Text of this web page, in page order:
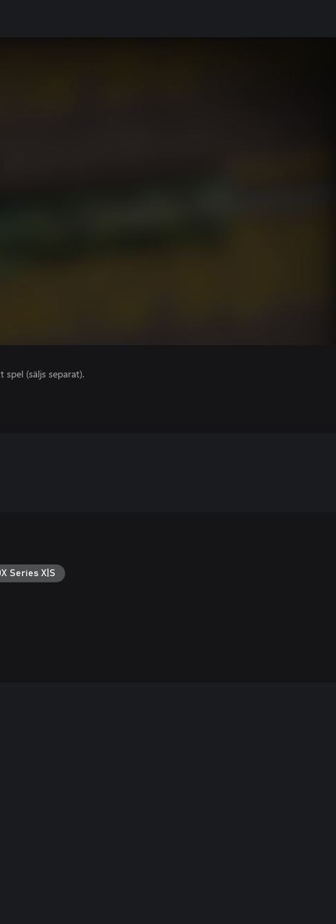
(säljs separat).
Series X|S